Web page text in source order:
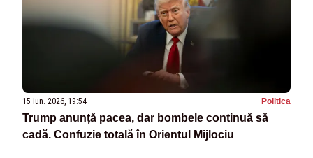
15 iun. 2026, 19:54 Politica
Trump anunță pacea, dar bombele continuă să
cadă. Confuzie totală în Orientul Mijlociu